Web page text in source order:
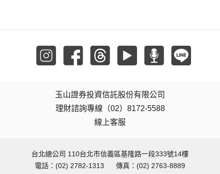
玉山證券投資信託股份有限公司
理財諮詢專線（02）8172-5588
線上客服
台北總公司 110台北市信義區基隆路一段333號14樓
電話：(02) 2782-1313
傳真：(02) 2763-8889